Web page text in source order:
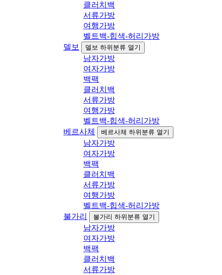
클러치백
서류가방
여행가방
벨트백-힙색-허리가방
델보
델보 하위분류 열기
남자가방
여자가방
백팩
클러치백
서류가방
여행가방
벨트백-힙색-허리가방
베르사체
베르사체 하위분류 열기
남자가방
여자가방
백팩
클러치백
서류가방
여행가방
벨트백-힙색-허리가방
불가리
불가리 하위분류 열기
남자가방
여자가방
백팩
클러치백
서류가방